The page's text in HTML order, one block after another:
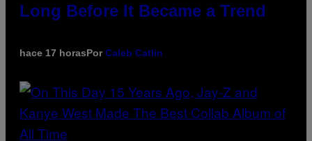
Long Before It Became a Trend
hace 17 horasPorCaleb Catlin